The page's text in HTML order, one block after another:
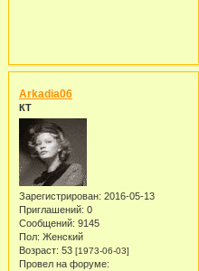
Arkadia06
КТ
Зарегистрирован: 2016-05-13
Приглашений: 0
Сообщений: 9145
Пол: Женский
Возраст: 53 [1973-06-03]
Провел на форуме: